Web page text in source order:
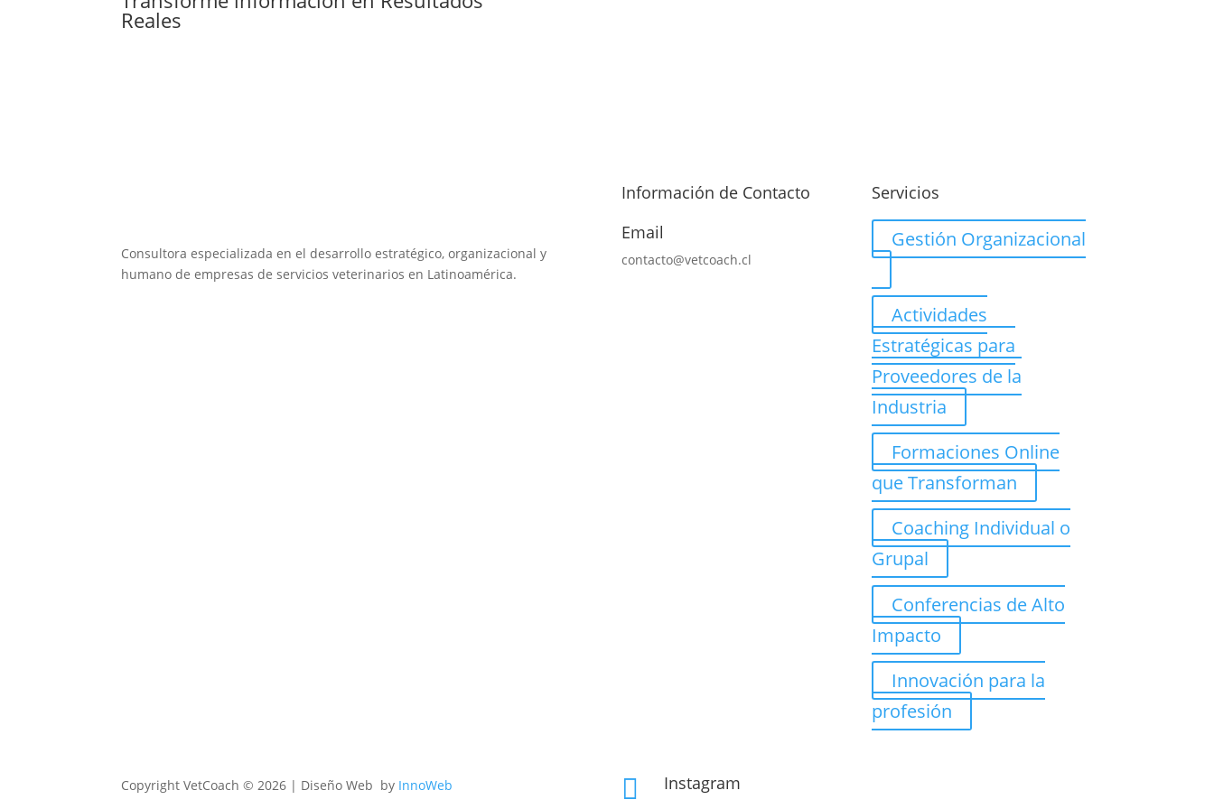
Reales
Consultora especializada en el desarrollo estratégico, organizacional y
humano de empresas de servicios veterinarios en Latinoamérica.
Información de Contacto
Email
contacto@vetcoach.cl
Servicios
Gestión Organizacional
Actividades
Estratégicas para
Proveedores de la
Industria
Formaciones Online
que Transforman
Coaching Individual o
Grupal
Conferencias de Alto
Impacto
Innovación para la
profesión
Copyright VetCoach © 2026 | Diseño Web by InnoWeb  Instagram